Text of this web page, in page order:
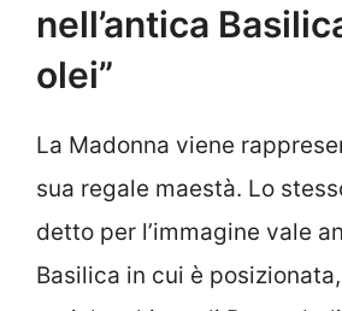
nell’antica
olei”
La Madonna viene
sua regale maestà. Lo
detto per l’immagine vale
Basilica in cui è